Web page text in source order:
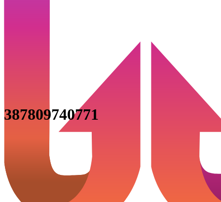
387809740771